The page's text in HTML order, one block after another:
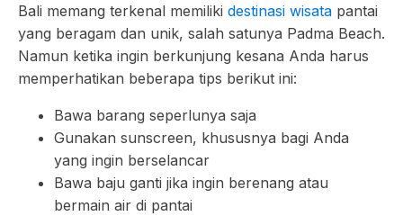
Bali memang terkenal memiliki destinasi wisata pantai
yang beragam dan unik, salah satunya Padma Beach.
Namun ketika ingin berkunjung kesana Anda harus
memperhatikan beberapa tips berikut ini:
Bawa barang seperlunya saja
Gunakan sunscreen, khususnya bagi Anda
yang ingin berselancar
Bawa baju ganti jika ingin berenang atau
bermain air di pantai